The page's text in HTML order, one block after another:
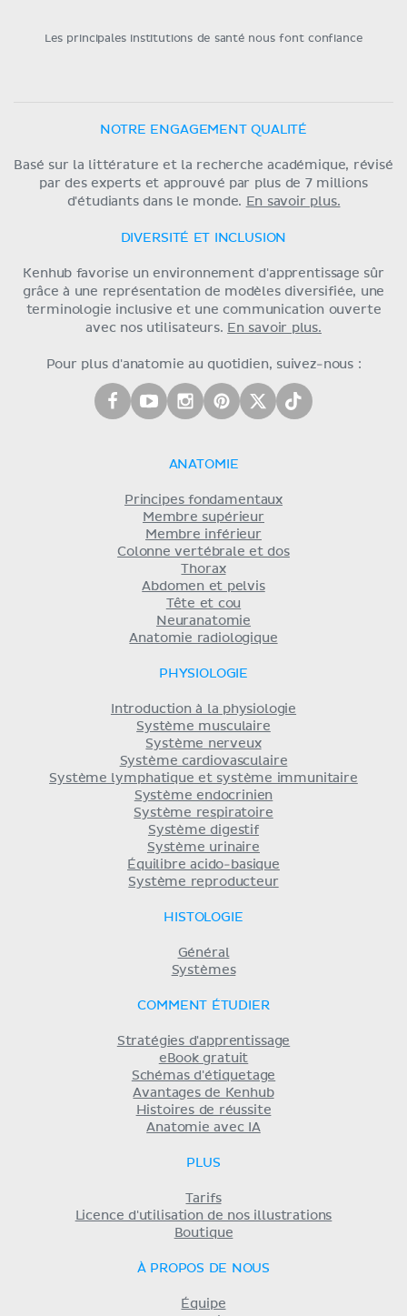
Les principales institutions de santé nous font confiance
NOTRE ENGAGEMENT QUALITÉ
Basé sur la littérature et la recherche académique, révisé
par des experts et approuvé par plus de 7 millions
d'étudiants dans le monde. En savoir plus.
DIVERSITÉ ET INCLUSION
Kenhub favorise un environnement d'apprentissage sûr
grâce à une représentation de modèles diversifiée, une
terminologie inclusive et une communication ouverte
avec nos utilisateurs. En savoir plus.
Pour plus d'anatomie au quotidien, suivez-nous :
ANATOMIE
Principes fondamentaux
Membre supérieur
Membre inférieur
Colonne vertébrale et dos
Thorax
Abdomen et pelvis
Tête et cou
Neuranatomie
Anatomie radiologique
PHYSIOLOGIE
Introduction à la physiologie
Système musculaire
Système nerveux
Système cardiovasculaire
Système lymphatique et système immunitaire
Système endocrinien
Système respiratoire
Système digestif
Système urinaire
Équilibre acido-basique
Système reproducteur
HISTOLOGIE
Général
Systèmes
COMMENT ÉTUDIER
Stratégies d'apprentissage
eBook gratuit
Schémas d'étiquetage
Avantages de Kenhub
Histoires de réussite
Anatomie avec IA
PLUS
Tarifs
Licence d'utilisation de nos illustrations
Boutique
À PROPOS DE NOUS
Équipe